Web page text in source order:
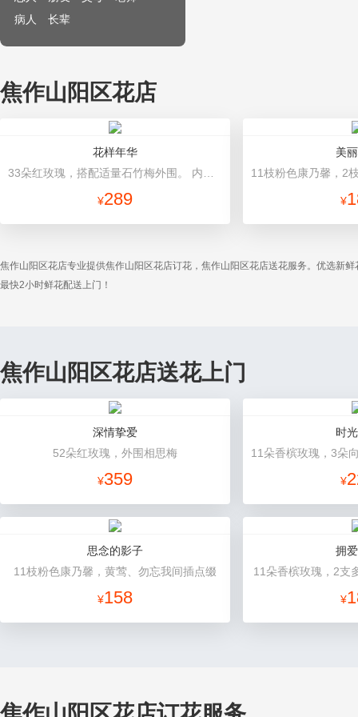
病人
长辈
焦作山阳区花店
花样年华
¥289
美
¥
焦作山阳区花店专业提供焦作山阳区花店订花，焦作山阳区花店送花服务。优选新
最快2小时鲜花配送上门！
焦作山阳区花店送花上门
深情挚爱
52朵红玫瑰，外围相思梅
¥359
时
¥
思念的影子
11枝粉色康乃馨，黄莺、勿忘我间插点缀
¥158
拥
11朵香槟玫瑰，2支
¥